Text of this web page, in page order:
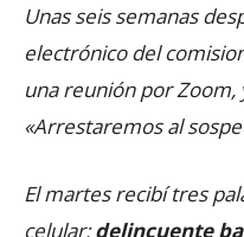
Unas seis semanas
electrónico del
una reunión por Zoom,
«Arrestaremos al
El martes recibí tres
celular:delincuente